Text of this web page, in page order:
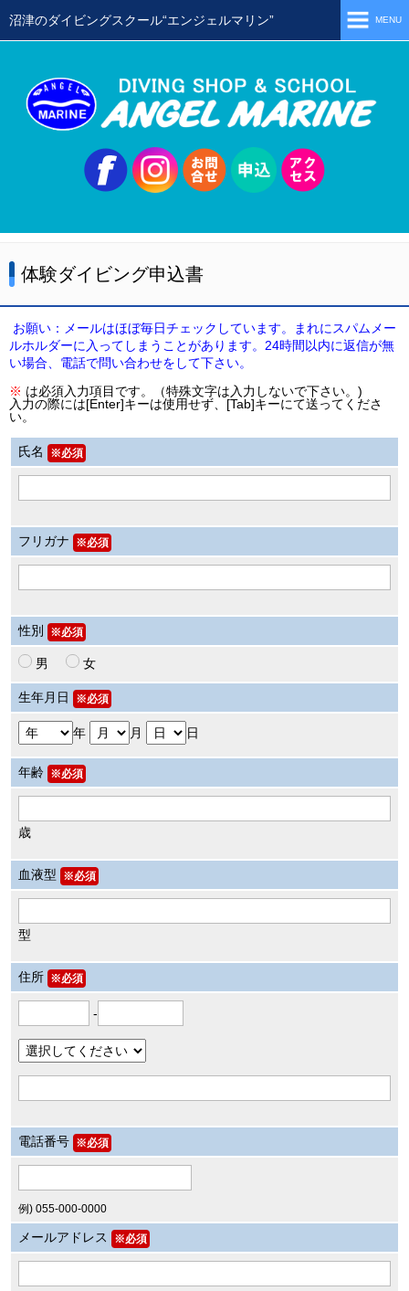
沼津のダイビングスクール“エンジェルマリン” MENU
当店の特徴
スクールメニュー
ステップアップコース
会員限定ツアー
ミニツアー
イベント
Q & A
体験ダイビング申込書
お願い：メールはほぼ毎日チェックしています。まれにスパムメー
ルホルダーに入ってしまうことがあります。24時間以内に返信が無
い場合、電話で問い合わせをして下さい。
※ は必須入力項目です。（特殊文字は入力しないで下さい。)
入力の際には[Enter]キーは使用せず、[Tab]キーにて送ってくださ
い。
氏名 ※必須
フリガナ ※必須
性別 ※必須
男 女
生年月日 ※必須
年 月 日
年齢 ※必須
歳
血液型 ※必須
型
住所 ※必須
-
電話番号 ※必須
例) 055-000-0000
メールアドレス ※必須